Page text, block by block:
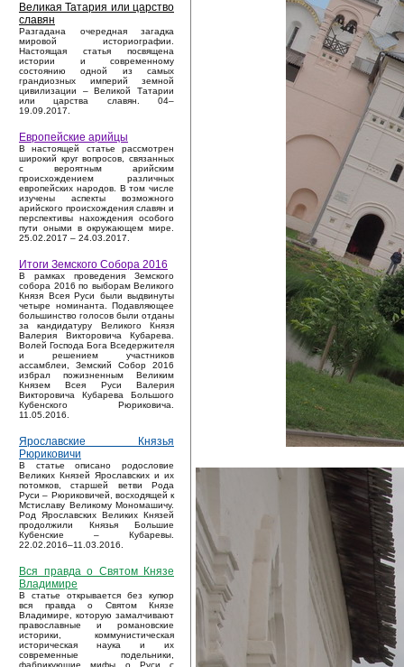
Великая Татария или царство
славян
Разгадана очередная загадка
мировой историографии.
Настоящая статья посвящена
истории и современному
состоянию одной из самых
грандиозных империй земной
цивилизации – Великой Татарии
или царства славян. 04–
19.09.2017.
Европейские арийцы
В настоящей статье рассмотрен
широкий круг вопросов, связанных
с вероятным арийским
происхождением различных
европейских народов. В том числе
изучены аспекты возможного
арийского происхождения славян и
перспективы нахождения особого
пути оными в окружающем мире.
25.02.2017 – 24.03.2017.
Итоги Земского Собора 2016
В рамках проведения Земского
собора 2016 по выборам Великого
Князя Всея Руси были выдвинуты
четыре номинанта. Подавляющее
большинство голосов были отданы
за кандидатуру Великого Князя
Валерия Викторовича Кубарева.
Волей Господа Бога Вседержителя
и решением участников
ассамблеи, Земский Собор 2016
избрал пожизненным Великим
Князем Всея Руси Валерия
Викторовича Кубарева Большого
Кубенского Рюриковича.
11.05.2016.
Ярославские Князья
Рюриковичи
В статье описано родословие
Великих Князей Ярославских и их
потомков, старшей ветви Рода
Руси – Рюриковичей, восходящей к
Мстиславу Великому Мономашичу.
Род Ярославских Великих Князей
продолжили Князья Большие
Кубенские – Кубаревы.
22.02.2016–11.03.2016.
Вся правда о Святом Князе
Владимире
В статье открывается без купюр
вся правда о Святом Князе
Владимире, которую замалчивают
православные и романовские
историки, коммунистическая
историческая наука и их
современные подельники,
фабрикующие мифы о Руси с